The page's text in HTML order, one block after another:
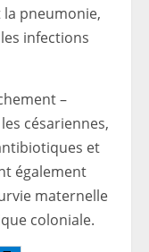
pneumonie,
infections
–
césariennes,
et
également
maternelle
coloniale.